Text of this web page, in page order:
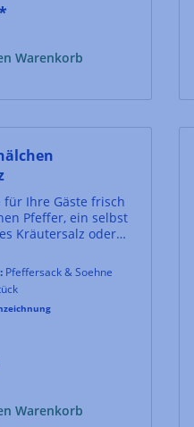
fehlen. Für
sollte das
im Mörser oder
Warenkorb
für Ihre Gäste frisch
Pfeffer, ein selbst
Kräutersalz oder
auf den
möchten, sieht
kleinen
am
Westerwald in
Arbeitsschritten
und sind mit
Pfeffersack & Soehne
Warenkorb